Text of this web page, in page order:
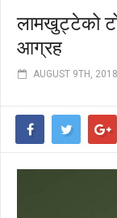
लामखुट्टेको
आग्रह
AUGUST 9TH, 2018